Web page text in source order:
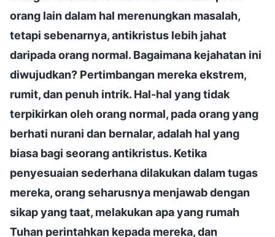
orang lain dalam hal merenungkan masalah,
tetapi sebenarnya, antikristus lebih jahat
daripada orang normal. Bagaimana kejahatan ini
diwujudkan? Pertimbangan mereka ekstrem,
rumit, dan penuh intrik. Hal-hal yang tidak
terpikirkan oleh orang normal, pada orang yang
berhati nurani dan bernalar, adalah hal yang
biasa bagi seorang antikristus. Ketika
penyesuaian sederhana dilakukan dalam tugas
mereka, orang seharusnya menjawab dengan
sikap yang taat, melakukan apa yang rumah
Tuhan perintahkan kepada mereka, dan